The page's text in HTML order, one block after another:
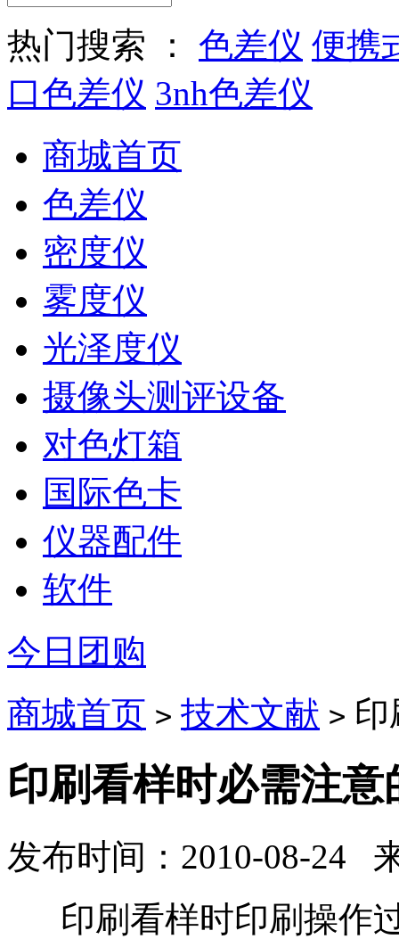
热门搜索 ： 色差仪 便携
口色差仪 3nh色差仪
商城首页
色差仪
密度仪
雾度仪
光泽度仪
摄像头测评设备
对色灯箱
国际色卡
仪器配件
软件
今日团购
商城首页 > 技术文献 > 印
印刷看样时必需注意
发布时间：2010-08-24
印刷看样时印刷操作